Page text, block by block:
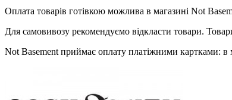
Оплата товарів готівкою можлива в магазині Not
Для самовивозу рекомендуємо відкласти товари.
Not Basement приймає оплату платіжними картками: в